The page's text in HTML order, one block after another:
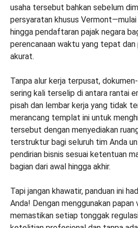
usaha tersebut bahkan sebelum
persyaratan khusus Vermont—mulai
hingga pendaftaran pajak negara
perencanaan waktu yang tepat
akurat.
Tanpa alur kerja terpusat,
sering kali terselip di antara rantai
pisah dan lembar kerja yang tidak
merancang templat ini untuk
tersebut dengan menyediakan
terstruktur bagi seluruh tim Anda
pendirian bisnis sesuai ketentuan
bagian dari awal hingga akhir.
Tapi jangan khawatir, panduan ini
Anda! Dengan menggunakan papan
memastikan setiap tonggak